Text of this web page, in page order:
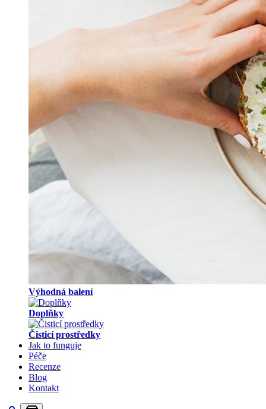
Výhodná balení
Doplňky
Čisticí prostředky
Jak to funguje
Péče
Recenze
Blog
Kontakt